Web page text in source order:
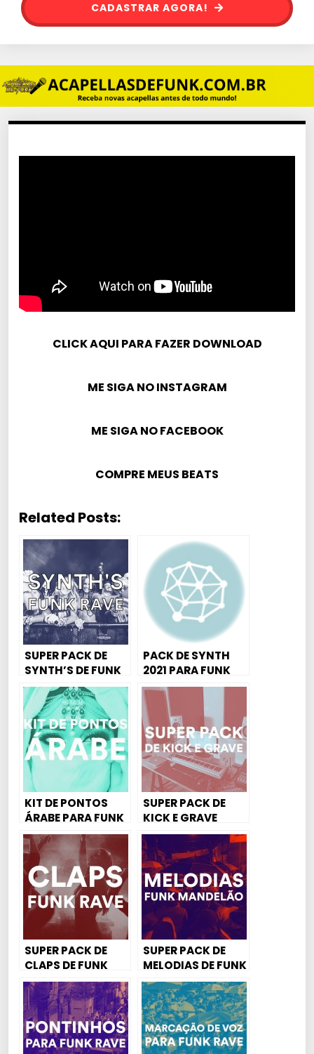
CADASTRAR AGORA!
CLICK AQUI PARA FAZER DOWNLOAD
ME SIGA NO INSTAGRAM
ME SIGA NO FACEBOOK
COMPRE MEUS BEATS
Related Posts:
SUPER PACK DE
SYNTH’S DE FUNK
MANDELÃO, FUNK
RAVE, MAGRÃO E
AGRESSIVO
PACK DE SYNTH
2021 PARA FUNK
MANDELÃO, FUNK
RAVE, MAGRÃO E
AGRESSIVO
KIT DE PONTOS
ÁRABE PARA FUNK
MANDELÃO, FUNK
RAVE, MAGRÃO E
AGRESSIVO
SUPER PACK DE
KICK E GRAVE
PARA FUNK
MANDELÃO, FUNK
RAVE, MAGRÃO E
AGRESSIVO
SUPER PACK DE
CLAPS DE FUNK
MANDELÃO, FUNK
RAVE, MAGRÃO E
AGRESSIVO
SUPER PACK DE
MELODIAS DE FUNK
MANDELÃO, FUNK
RAVE, MAGRÃO E
AGRESSIVO